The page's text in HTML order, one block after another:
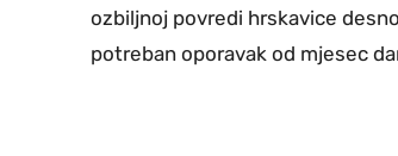
ozbiljnoj povredi hrskavice
potreban oporavak od mjesec